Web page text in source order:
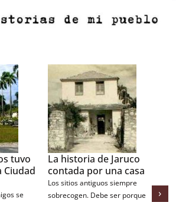
de Jaruco
por una casa
sitios antiguos siempre
Debe ser porque
La casa de los
Gandarilla
Recorrer el centro
Ciudad Condal de›